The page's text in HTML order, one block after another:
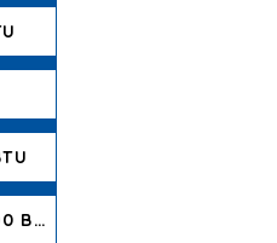
Mitsubishi Premium 12.000 BTU